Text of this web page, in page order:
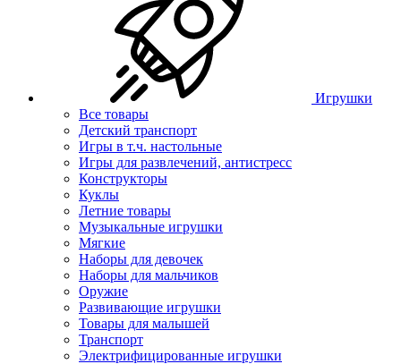
Игрушки
Все товары
Детский транспорт
Игры в т.ч. настольные
Игры для развлечений, антистресс
Конструкторы
Куклы
Летние товары
Музыкальные игрушки
Мягкие
Наборы для девочек
Наборы для мальчиков
Оружие
Развивающие игрушки
Товары для малышей
Транспорт
Электрифицированные игрушки